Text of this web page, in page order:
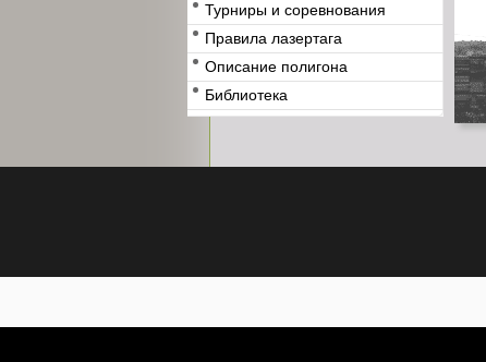
Турниры и соревнования
Правила лазертага
Описание полигона
Библиотека